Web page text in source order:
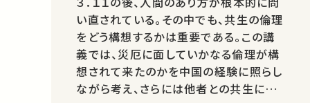
い直されている。その中でも、共生の倫理
をどう構想するかは重要である。この講
義では、災厄に面していかなる倫理が構
想されて来たのかを中国の経験に照らし
ながら考え、さらには他者との共生にお